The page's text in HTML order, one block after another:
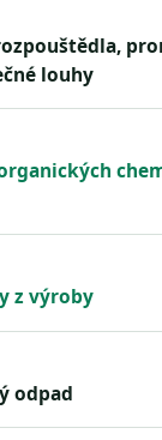
louhy
z výroby
odpad